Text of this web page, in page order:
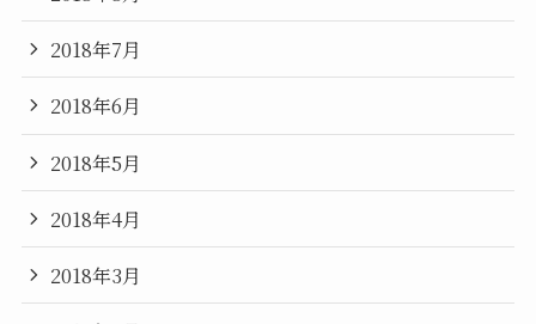
2018年7月
2018年6月
2018年5月
2018年4月
2018年3月